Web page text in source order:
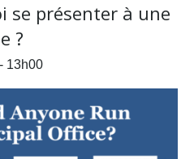
se présenter à une
?
- 13h00